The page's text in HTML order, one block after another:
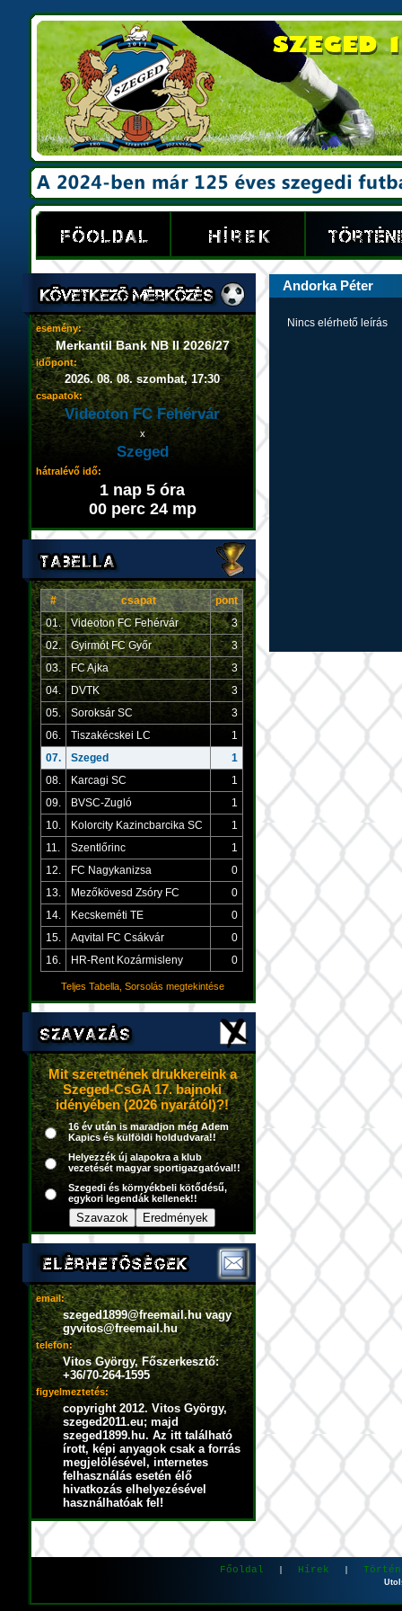
esemény:
Merkantil Bank NB II 2026/27
időpont:
2026. 08. 08. szombat, 17:30
csapatok:
Videoton FC Fehérvár
x
Szeged
hátralévő idő:
1 nap 5 óra
00 perc 24 mp
# csapat
pont
01.
Videoton FC Fehérvár
3
02.
Gyirmót FC Győr
3
03.
FC Ajka
3
04.
DVTK
3
05.
Soroksár SC
3
06.
Tiszakécskei LC
1
07.
Szeged
1
08.
Karcagi SC
1
09.
BVSC-Zugló
1
10.
Kolorcity Kazincbarcika SC
1
11.
Szentlőrinc
1
12.
FC Nagykanizsa
0
13.
Mezőkövesd Zsóry FC
0
14.
Kecskeméti TE
0
15.
Aqvital FC Csákvár
0
16.
HR-Rent Kozármisleny 0
Teljes Tabella, Sorsolás megtekintése
Mit szeretnének drukkereink a
Szeged-CsGA 17. bajnoki
idényében (2026 nyarától)?!
16 év után is maradjon még Adem
Kapics és külföldi holdudvara!!
Helyezzék új alapokra a klub
vezetését magyar sportigazgatóval!!
Szegedi és környékbeli kötődésű,
egykori legendák kellenek!!
email:
szeged1899@freemail.hu vagy
gyvitos@freemail.hu
telefon:
Vitos György, Főszerkesztő:
+36/70-264-1595
figyelmeztetés:
copyright 2012. Vitos György,
szeged2011.eu; majd
szeged1899.hu. Az itt található
írott, képi anyagok csak a forrás
megjelölésével, internetes
felhasználás esetén élő
hivatkozás elhelyezésével
használhatóak fel!
Andorka Péter
Nincs elérhető leírás
Főoldal Hírek